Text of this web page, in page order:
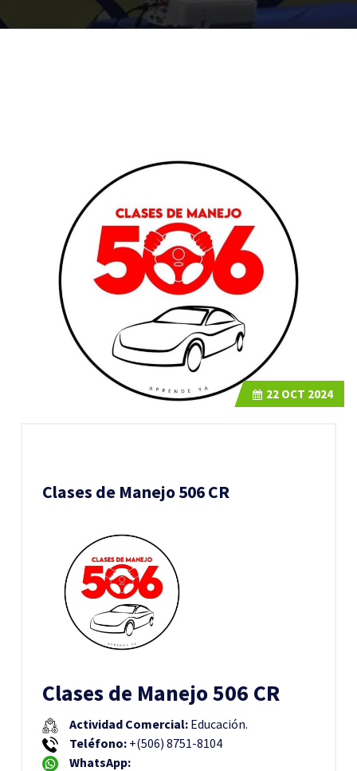
Clases de Manejo 506 CR
22 OCT 2024
Clases de Manejo 506 CR
Actividad Comercial: Educación.
Teléfono: +(506) 8751-8104
WhatsApp: